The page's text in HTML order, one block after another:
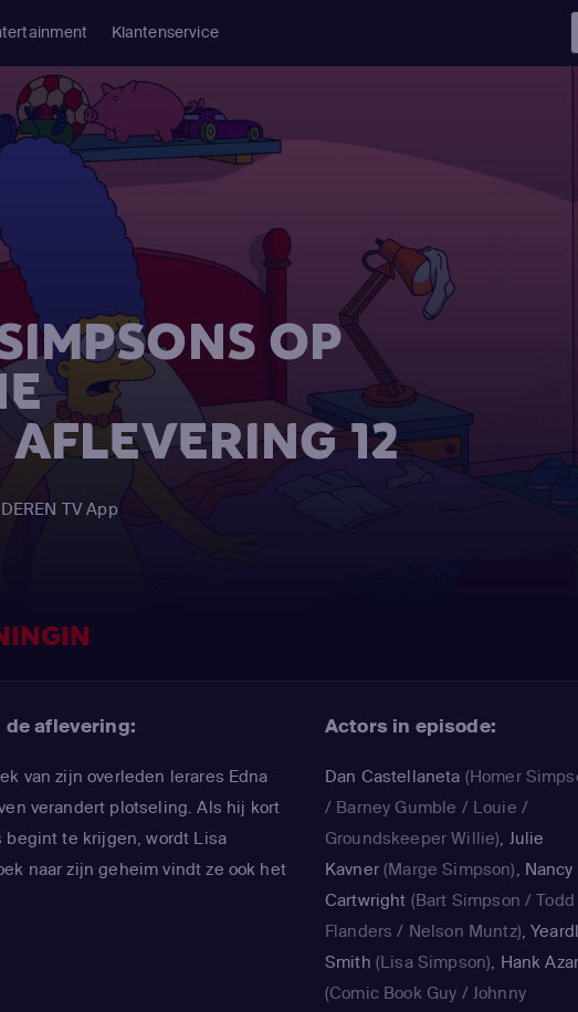
Klantenservice
OP
12
TV App
aflevering:
van zijn overleden lerares Edna
verandert plotseling. Als hij kort
begint te krijgen, wordt Lisa
naar zijn geheim vindt ze ook het
Actors in episode:
Dan Castellaneta (Homer
/ Barney Gumble / Louie /
Groundskeeper Willie), Julie
Kavner(Marge Simpson), Nancy
Cartwright (Bart Simpson / Todd
Flanders / Nelson Muntz),
Smith (Lisa Simpson), Hank
(Comic Book Guy / Johnny